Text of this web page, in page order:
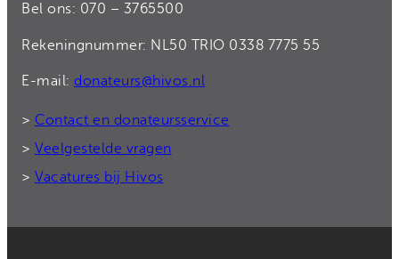
Bel ons: 070 – 3765500
Rekeningnummer: NL50 TRIO 0338 7775 55
E-mail: donateurs@hivos.nl
> Contact en donateursservice
> Veelgestelde vragen
> Vacatures bij Hivos